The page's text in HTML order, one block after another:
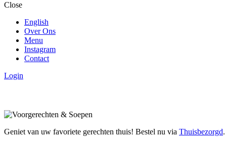
Close
English
Over Ons
Menu
Instagram
Contact
Login
Geniet van uw favoriete gerechten thuis! Bestel nu via Thuisbezorgd.